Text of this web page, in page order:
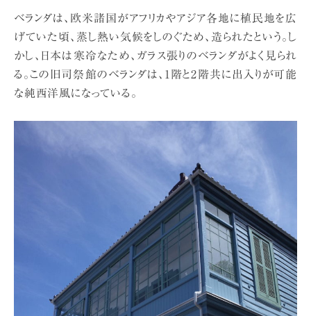
ベランダは、欧米諸国がアフリカやアジア各地に植民地を広
げていた頃、蒸し熱い気候をしのぐため、造られたという。し
かし、日本は寒冷なため、ガラス張りのベランダがよく見られ
る。この旧司祭館のベランダは、1階と2階共に出入りが可能
な純西洋風になっている。